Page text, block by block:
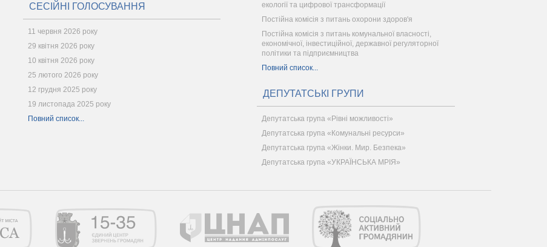
СЕСІЙНІ ГОЛОСУВАННЯ
11 червня 2026 року
29 квітня 2026 року
10 квітня 2026 року
25 лютого 2026 року
12 грудня 2025 року
19 листопада 2025 року
Повний список...
екології та цифрової трансформації
Постійна комісія з питань охорони здоров'я
Постійна комісія з питань комунальної власності,
економічної, інвестиційної, державної регуляторної
політики та підприємництва
Повний список...
ДЕПУТАТСЬКІ ГРУПИ
Депутатська група «Рівні можливості»
Депутатська група «Комунальні ресурси»
Депутатська група «Жінки. Мир. Безпека»
Депутатська група «УКРАЇНСЬКА МРІЯ»